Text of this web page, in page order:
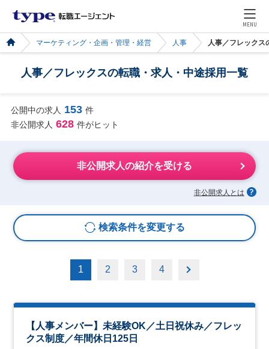
MENU
マーケティング・企画・管理・経営 人事 人事／フレックス
人事／フレックスの転職・求人・中途採用一覧
公開中の求人 153 件
非公開求人 628 件がヒット
非公開求人の紹介を受ける
非公開求人とは
検索条件を変更する
1 2 3 4
【人事メンバー】未経験OK／土日祝休み／フレッ
クス制度／年間休日125日